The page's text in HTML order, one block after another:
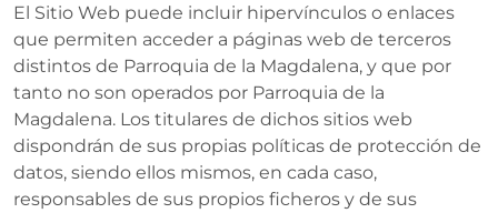
El Sitio Web puede incluir hipervínculos o enlaces
que permiten acceder a páginas web de terceros
distintos de Parroquia de la Magdalena, y que por
tanto no son operados por Parroquia de la
Magdalena. Los titulares de dichos sitios web
dispondrán de sus propias políticas de protección de
datos, siendo ellos mismos, en cada caso,
responsables de sus propios ficheros y de sus